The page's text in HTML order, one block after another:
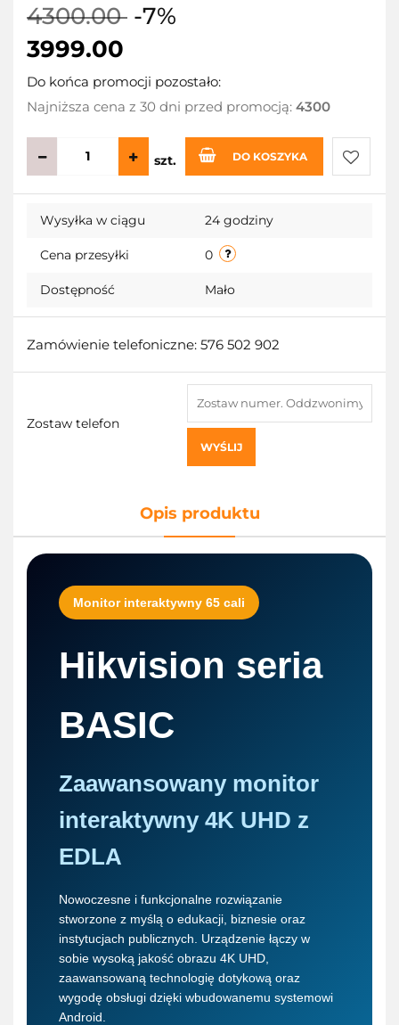
4300.00 -7%
3999.00
Do końca promocji pozostało:
Najniższa cena z 30 dni przed promocją: 4300
szt. DO KOSZYKA
Do
Wysyłka w ciągu 24 godziny
Cena przesyłki 0
Dostępność Mało
Zamówienie telefoniczne: 576 502 902
Zostaw telefon
WYŚLIJ
Opis produktu
Monitor interaktywny 65 cali
Hikvision seria
BASIC
Zaawansowany monitor
interaktywny 4K UHD z
EDLA
Nowoczesne i funkcjonalne rozwiązanie
stworzone z myślą o edukacji, biznesie oraz
instytucjach publicznych. Urządzenie łączy w
sobie wysoką jakość obrazu 4K UHD,
zaawansowaną technologię dotykową oraz
wygodę obsługi dzięki wbudowanemu systemowi
Android.